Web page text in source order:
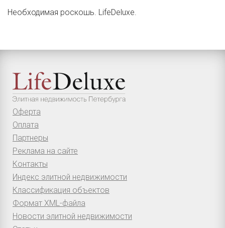
Необходимая роскошь. LifeDeluxe.
Оферта
Оплата
Партнеры
Реклама на сайте
Контакты
Индекс элитной недвижимости
Классификация объектов
Формат XML-файла
Новости элитной недвижимости